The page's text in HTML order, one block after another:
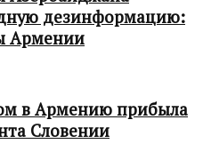
дезинформацию:
Армении
в Армению прибыла
Словении